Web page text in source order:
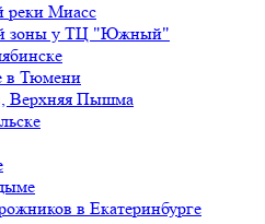
реки Миасс
зоны у ТЦ "Южный"
в Тюмени
Верхняя Пышма
в Екатеринбурге